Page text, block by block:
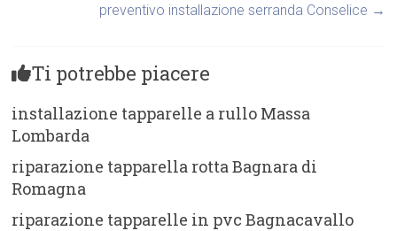
preventivo installazione serranda Conselice →
Ti potrebbe piacere
installazione tapparelle a rullo Massa
Lombarda
riparazione tapparella rotta Bagnara di
Romagna
riparazione tapparelle in pvc Bagnacavallo